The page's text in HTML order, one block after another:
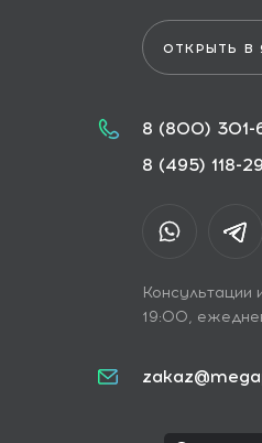
ОТКРЫТЬ В
8 (800) 301-
8 (495) 118-
19:00,